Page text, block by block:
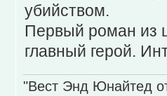
убийством.
Первый роман из
главный герой.
"Вест Энд Юнайтед